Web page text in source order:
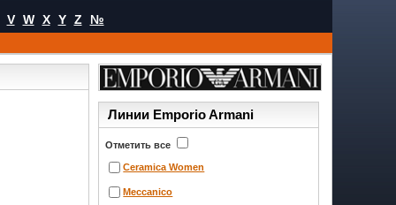
V W X Y Z №
Линии Emporio Armani
Отметить все
Ceramica Women
Meccanico